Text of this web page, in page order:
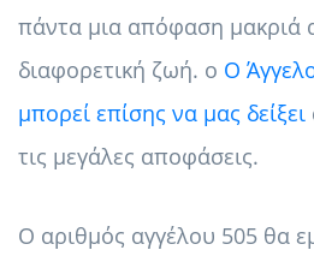
πάντα μια απόφαση μακριά
διαφορετική ζωή. ο Ο
μπορεί επίσης να μας δείξει
τις μεγάλες αποφάσεις.
Ο αριθμός αγγέλου 505 θα